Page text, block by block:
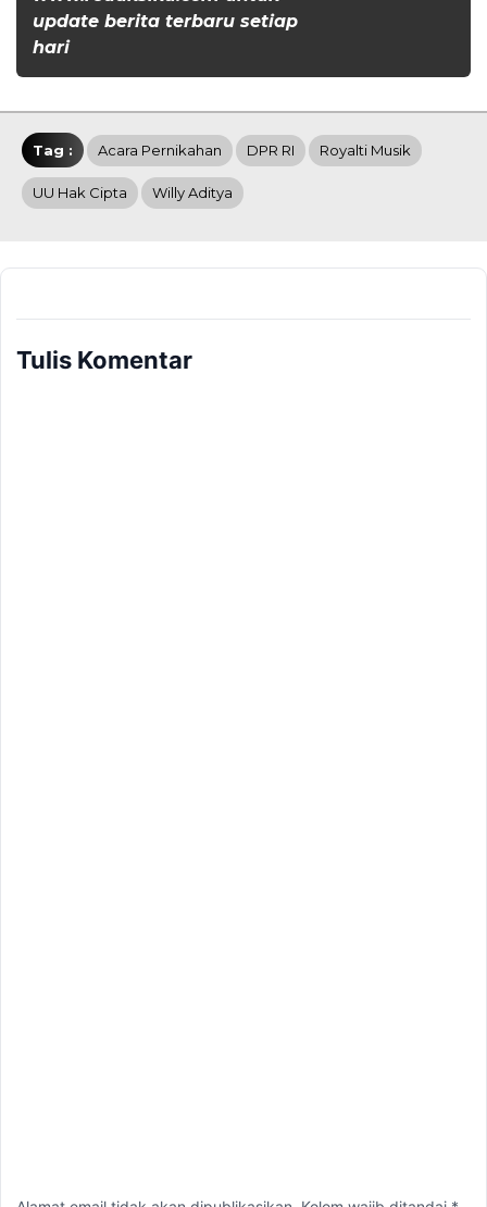
update berita terbaru setiap
hari
Tag : Acara Pernikahan DPR RI Royalti Musik
UU Hak Cipta Willy Aditya
Tulis Komentar